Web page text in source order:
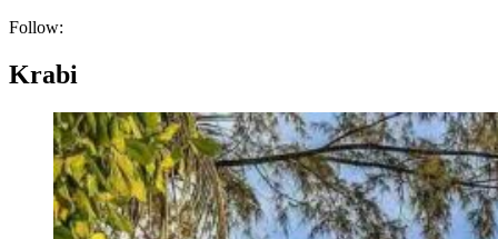
Follow:
Krabi